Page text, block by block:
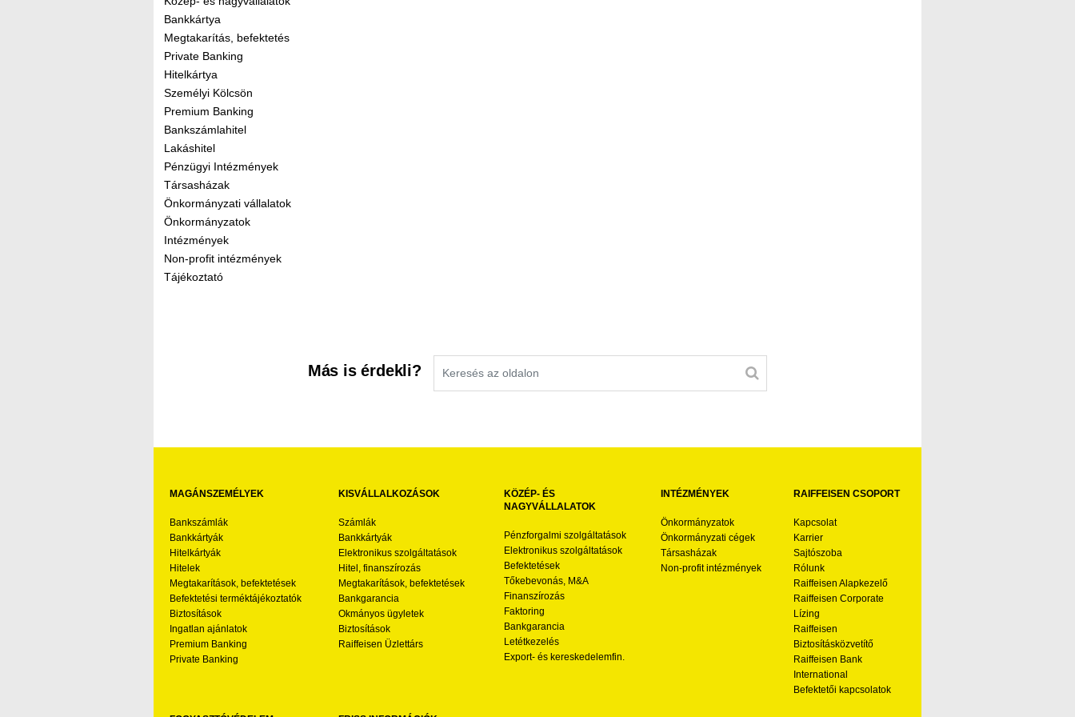
Bankkártya
Megtakarítás, befektetés
Private Banking
Hitelkártya
Személyi Kölcsön
Premium Banking
Bankszámlahitel
Lakáshitel
Pénzügyi Intézmények
Társasházak
Önkormányzati vállalatok
Önkormányzatok
Intézmények
Non-profit intézmények
Tájékoztató
Más is érdekli?
MAGÁNSZEMÉLYEK
Bankszámlák
Bankkártyák
Hitelkártyák
Hitelek
Megtakarítások, befektetések
Befektetési terméktájékoztatók
Biztosítások
Ingatlan ajánlatok
Premium Banking
Private Banking
KISVÁLLALKOZÁSOK
Számlák
Bankkártyák
Elektronikus szolgáltatások
Hitel, finanszírozás
Megtakarítások, befektetések
Bankgarancia
Okmányos ügyletek
Biztosítások
Raiffeisen Üzlettárs
KÖZÉP- ÉS
NAGYVÁLLALATOK
Pénzforgalmi szolgáltatások
Elektronikus szolgáltatások
Befektetések
Tőkebevonás, M&A
Finanszírozás
Faktoring
Bankgarancia
Letétkezelés
Export- és kereskedelemfin.
INTÉZMÉNYEK
Önkormányzatok
Önkormányzati cégek
Társasházak
Non-profit intézmények
RAIFFEISEN CSOPORT
Kapcsolat
Karrier
Sajtószoba
Rólunk
Raiffeisen Alapkezelő
Raiffeisen Corporate
Lízing
Raiffeisen
Biztosításközvetítő
Raiffeisen Bank
International
Befektetői kapcsolatok